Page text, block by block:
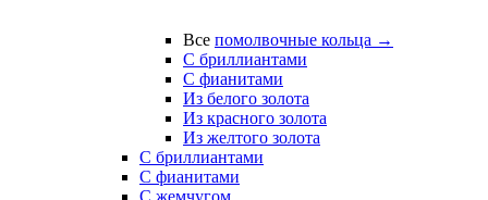
Все помолвочные кольца →
С бриллиантами
С фианитами
Из белого золота
Из красного золота
Из желтого золота
С бриллиантами
С фианитами
С жемчугом